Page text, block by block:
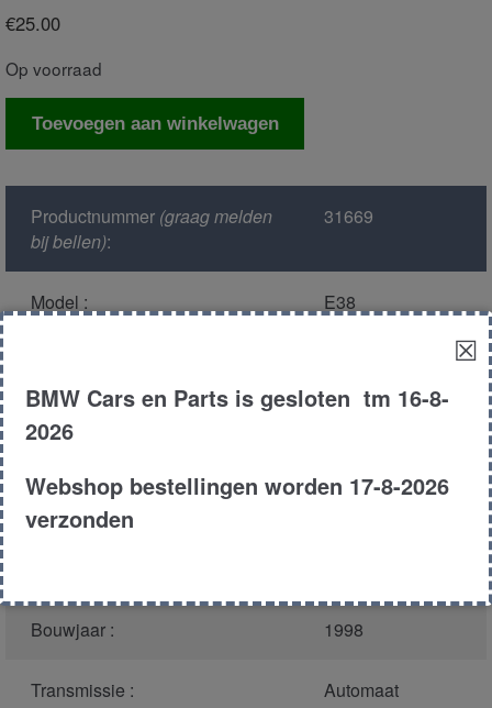
€25.00
Op voorraad
Contact
Toevoegen aan winkelwagen
Productnummer(graag melden
bij bellen):
31669
Model : E38
Metallic
Carroserie :
Motor type :
Bouwjaar : 1998
Transmissie : Automaat
☒
BMW Cars en Parts is gesloten tm 16-8-
2026
Webshop bestellingen worden 17-8-2026
verzonden